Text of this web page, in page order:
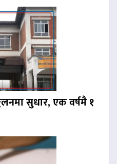
सुधार, एक वर्षमै १